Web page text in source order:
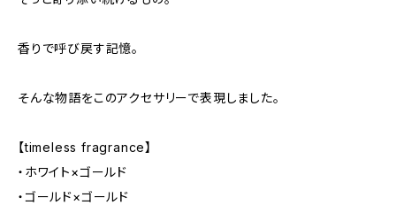
香りで呼び戻す記憶。
そんな物語をこのアクセサリーで表現しました。
【timeless fragrance】
・ホワイト×ゴールド
・ゴールド×ゴールド